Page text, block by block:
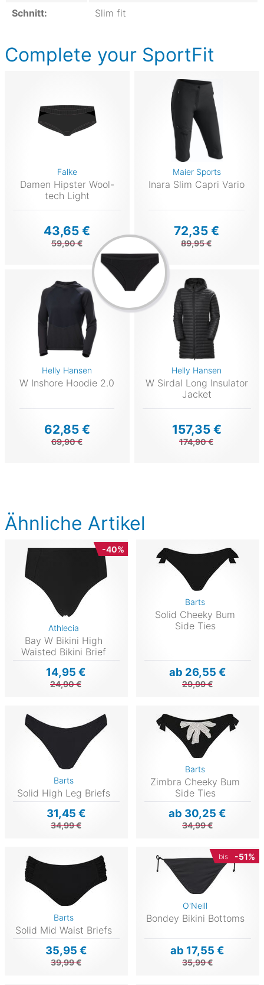
Schnitt:
Slim fit
Complete your SportFit
Falke
Damen Hipster Wool-
tech Light
43,65 €
59,90 €
Maier Sports
Inara Slim Capri Vario
72,35 €
89,95 €
Helly Hansen
W Inshore Hoodie 2.0
62,85 €
69,90 €
Helly Hansen
W Sirdal Long Insulator
Jacket
157,35 €
174,90 €
Ähnliche Artikel
-40%
Athlecia
Bay W Bikini High
Waisted Bikini Brief
14,95 €
24,90 €
Barts
Solid Cheeky Bum
Side Ties
ab 26,55 €
29,99 €
Barts
Solid High Leg Briefs
31,45 €
34,99 €
Barts
Zimbra Cheeky Bum
Side Ties
ab 30,25 €
34,99 €
Barts
Solid Mid Waist Briefs
35,95 €
39,99 €
bis -51%
O'Neill
Bondey Bikini Bottoms
ab 17,55 €
35,99 €